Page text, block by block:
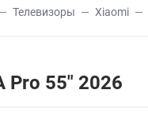
Телевизоры Xiaomi
Pro 55" 2026